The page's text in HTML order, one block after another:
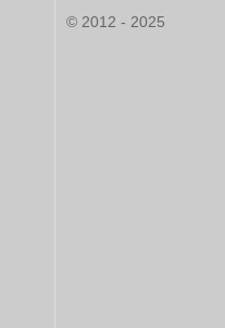
© 2012 - 2025